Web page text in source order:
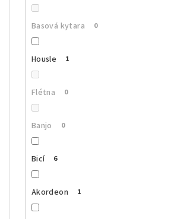
Basová kytara 0
Housle 1
Flétna 0
Banjo 0
Bicí 6
Akordeon 1